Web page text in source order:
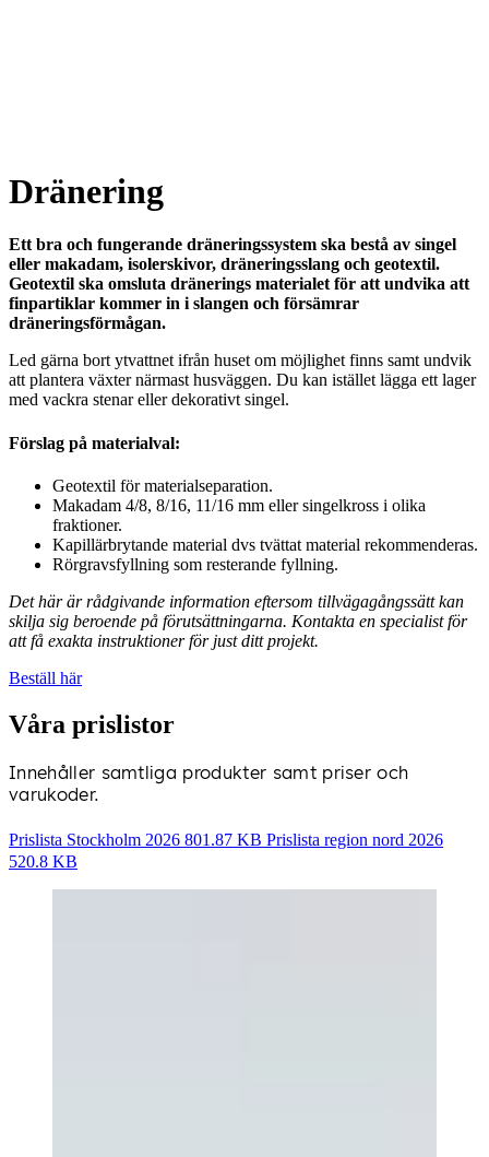
Dränering
Ett bra och fungerande dräneringssystem ska bestå av singel
eller makadam, isolerskivor, dräneringsslang och geotextil.
Geotextil ska omsluta dränerings materialet för att undvika att
finpartiklar kommer in i slangen och försämrar
dräneringsförmågan.
Led gärna bort ytvattnet ifrån huset om möjlighet finns samt undvik
att plantera växter närmast husväggen. Du kan istället lägga ett lager
med vackra stenar eller dekorativt singel.
Förslag på materialval:
Geotextil för materialseparation.
Makadam 4/8, 8/16, 11/16 mm eller singelkross i olika
fraktioner.
Kapillärbrytande material dvs tvättat material rekommenderas.
Rörgravsfyllning som resterande fyllning.
Det här är rådgivande information eftersom tillvägagångssätt kan
skilja sig beroende på förutsättningarna. Kontakta en specialist för
att få exakta instruktioner för just ditt projekt.
Beställ här
Våra prislistor
Innehåller samtliga produkter samt priser och
varukoder.
Prislista Stockholm 2026 801.87 KB Prislista region nord 2026
520.8 KB